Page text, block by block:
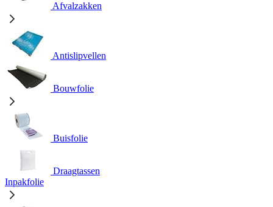
Afvalzakken
Antislipvellen
Bouwfolie
Buisfolie
Draagtassen
Inpakfolie